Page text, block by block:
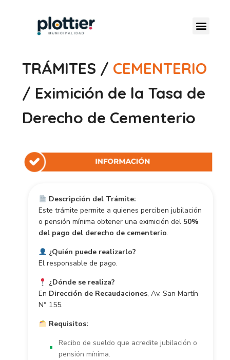
TRÁMITES / CEMENTERIO
/ Eximición de la Tasa de
Derecho de Cementerio
Descripción del Trámite:
Este trámite permite a quienes perciben jubilación
o pensión mínima obtener una eximición del 50%
del pago del derecho de cementerio.
¿Quién puede realizarlo?
El responsable de pago.
¿Dónde se realiza?
En Dirección de Recaudaciones, Av. San Martín
N° 155.
Requisitos:
Recibo de sueldo que acredite jubilación o
pensión mínima.